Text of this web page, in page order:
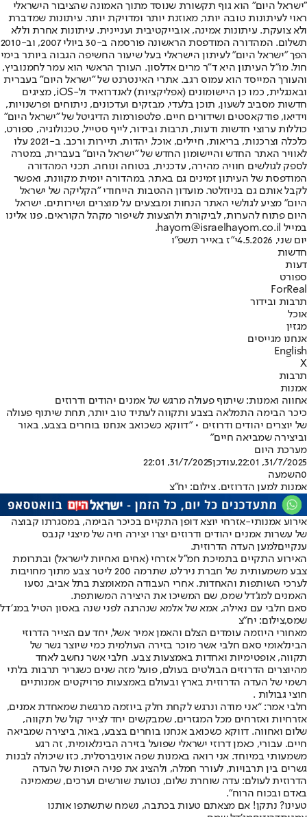
"ישראל היום" הוא גוף תקשורת שנוסד מתוך האמונה שהציבור הישראלי
ראוי לעיתונות טובה יותר, מאוזנת יותר ומדויקת יותר. עיתונות שמדברת
ולא צועקת. עיתונות אמינה, אובייקטיבית ועניינית. עיתונות אחרת וללא
תשלום. המהדורה המודפסת הראשונה פורסמה ב-30 ביולי 2007, וב-2010
הפך "ישראל היום" לעיתון הישראלי בעל שיעור החשיפה הגבוה ביותר בימי
חול. מו"ל העיתון היא ד"ר מרים אדלסון. העורך הראשי הוא עמר לחמנוביץ,
והעורך המייסד הוא עמוס רגב. אתרי האינטרנט של "ישראל היום" בעברית
ובאנגלית, כמו כן היישומונים (אפליקציות) לאנדרואיד ול-iOS, מציגים
חדשות מסביב לשעון, תוכן בלעדי, מבזקים ועדכונים, ניתוחים ופרשנויות,
וידיאו, פודקאסטים ושידורים חיים. פלטפורמות הדיגיטל של "ישראל היום"
כוללות ערוצי חדשות ודעות, תרבות ובידור, לייף סטייל, טכנולוגיה, ספורט,
כלכלה וצרכנות, בריאות, חיילים, אוכל, יהדות, תיירות ורכב. ב-2021 עלו
לאוויר האתר החדש והיישומון החדש של "ישראל היום" בעברית, במטרה
לספק לגולשים חוויה מהירה, עדכנית, בטוחה ונוחה. תכני המהדורה
המודפסת של העיתון זמינים גם באתר, במהדורה יומית מקוונת, ואפשר
לקבל אותם גם בניוזלטר. מועדון ההטבות הייחודי "הקליקה של ישראל
היום" מציע לגולשי האתר הנחות ומבצעים על מוצרים ושירותים. ישראל
היום פתוח להערות, לביקורת ולהצעות לשיפור מקהל הקוראים. פנו אלינו
במייל hayom@israelhayom.co.il.
יום שני, 4.5.2026
י"ז באייר תשפ"ו
חדשות
דעות
ספורט
ForReal
תרבות ובידור
אוכל
מגזין
אנחנו מגייסים
English
X
תרבות
אמנות
אחווה ואמנות: שיתוף פעולה מרגש של אמנים יהודים ודרוזים
כיכר הבימה התמלאה בצבע ותקווה לעתיד טוב יותר, תחת שיתוף פעולה
של יוצרים יהודים ודרוזים • "דווקא כשכואב אנחנו בוחרים בצבע, באור
וביצירה שמביאה חיים"
מערכת היום
31/7/2025, 22:01
,עודכן31/7/2025, 22:01
0השמעה
אמנות למען הדרוזים. צילום: יח"צ
אירוע אמנותי-אזרחי יוצא דופן התקיים בכיכר הבימה, במסגרתו קבוצה
של עשרות אמנים יהודים ודרוזים יצרו יצירה חיה של מיצגי קנבס
ענקייםלמען העדה הדרוזית.
האירוע התקיים בתמיכת חמ"ל אזרחי (אחים ואחיות לישראל) ובתרומת
צבע משמעותית של חברת נירלט, שתרמה 200 ליטר צבע מתוך מחויבות
לערכי השותפות והאחדות. אחרי העבודה המאומצת בתל אביב, נסעו
האמנים למג'דל שמס, שם המשיכו את היצירה המשותפת.
סאם חלבי עם נאילה, אמא של אלמא שנהרגה לפני שנה באסון הטיל במג׳דל
שמס,צילום: יח"צ
מאחורי היוזמה עומדים הצלם והאמן אמיר אשל, יחד עם הצייר הדרוזי
הבינלאומי סאם חלבי אשר מוכר בזירה העולמית כמי שיוצר גשר של
תקווה, אופטימיות ואחדות באמצעות צבע. חלבי אשר נחשב לאחד
מהיוצרים הדרוזים הבולטים בעולם, פועל מזה שנים כשגריר תרבות בלתי
רשמי של העדה הדרוזית בארץ ובעולם באמצעות פרויקטים אמנותיים
חוצי גבולות .
חלבי אמר: “אני מודה ונרגש לקחת חלק ביוזמה מרגשת שמאחדת אמנים,
אזרחיות ואזרחים מכל המגזרים, שמבקשים יחד לצייר קול של תקווה,
שלום ואחווה. דווקא כשכואב אנחנו בוחרים בצבע, באור, ביצירה שמביאה
חיים. עבורי, כאמן דרוזי ישראלי שפועל בזירה הבינלאומית, זה רגע
משמעותי במיוחד. אני רואה באמנות שפה אוניברסלית, כזו שיכולה לבנות
גשרים בין תרבויות, לעורר חמלה, ולהציג את פניה היפות של העדה
הדרוזית לעולם: עדה שוחרת שלום, נטועת שורשים וערכים, שמאמינה
באדם ובכוח הרוח".
טעינו? נתקן! אם מצאתם טעות בכתבה, נשמח שתשתפו אותנו